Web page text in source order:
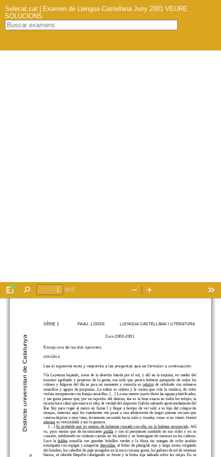
Selecat.cat | Examen de Llengua Castellana Juny 2001 VEURE
SOLUCIONS